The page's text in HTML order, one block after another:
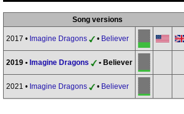
Song versions
2017 • Imagine Dragons • Believer
2019 • Imagine Dragons • Believer
2021 • Imagine Dragons • Believer